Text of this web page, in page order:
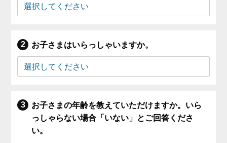
お子さまはいらっしゃいますか。
お子さまの年齢を教えていただけますか。いら
っしゃらない場合「いない」とご回答くださ
い。